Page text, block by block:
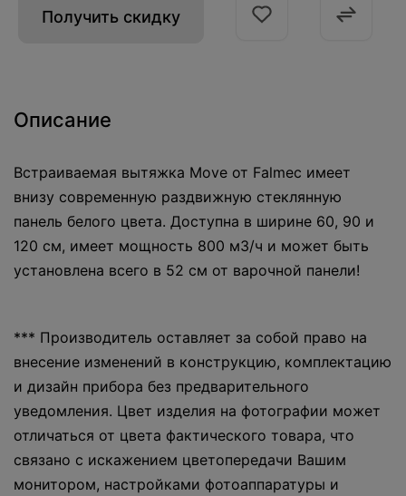
Получить скидку
Описание
Встраиваемая вытяжка Move от Falmec имеет
внизу современную раздвижную стеклянную
панель белого цвета. Доступна в ширине 60, 90 и
120 см, имеет мощность 800 м3/ч и может быть
установлена всего в 52 см от варочной панели!
*** Производитель оставляет за собой право на
внесение изменений в конструкцию, комплектацию
и дизайн прибора без предварительного
уведомления. Цвет изделия на фотографии может
отличаться от цвета фактического товара, что
связано с искажением цветопередачи Вашим
монитором, настройками фотоаппаратуры и